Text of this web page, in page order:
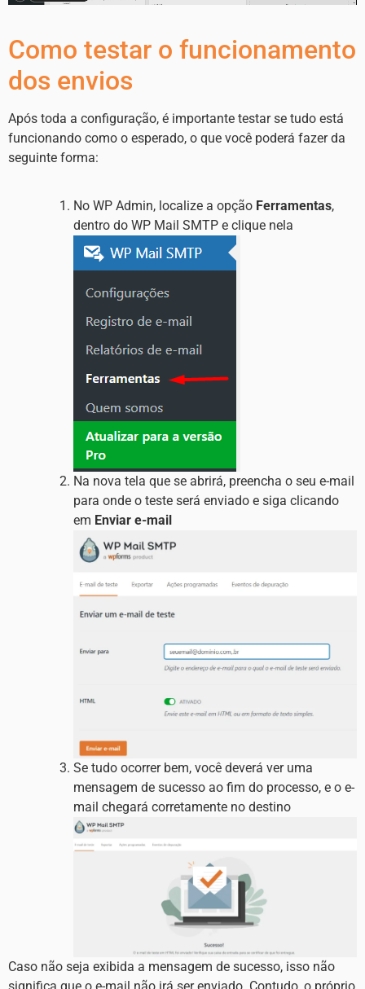
Como testar o funcionamento
dos envios
Após toda a configuração, é importante testar se tudo está
funcionando como o esperado, o que você poderá fazer da
seguinte forma:
No WP Admin, localize a opção Ferramentas,
dentro do WP Mail SMTP e clique nela
Na nova tela que se abrirá, preencha o seu e-mail
para onde o teste será enviado e siga clicando
em Enviar e-mail
Se tudo ocorrer bem, você deverá ver uma
mensagem de sucesso ao fim do processo, e o e-
mail chegará corretamente no destino
Caso não seja exibida a mensagem de sucesso, isso não